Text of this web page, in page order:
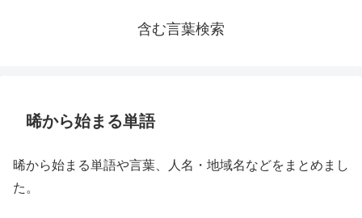
含む言葉検索
晞から始まる単語
晞から始まる単語や言葉、人名・地域名などをまとめまし
た。